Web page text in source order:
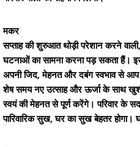
मकर
सप्ताह की शुरुआत थोड़ी परेशान करने
घटनाओं का सामना करना पड़ सकता हैं।
अपनी जिद, मेहनत और दबंग स्वभाव से आप
शेष समय नए उत्साह और ऊर्जा के साथ
स्वयं की मेहनत से पूर्ण करेंगे। परिवार के
पारिवारिक सुख, घर का सुख बेहतर